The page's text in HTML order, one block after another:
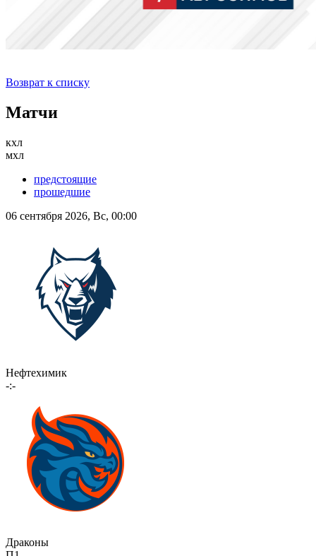
Возврат к списку
Матчи
кхл
мхл
предстоящие
прошедшие
06 сентября 2026, Вс, 00:00
Нефтехимик
-:-
Драконы